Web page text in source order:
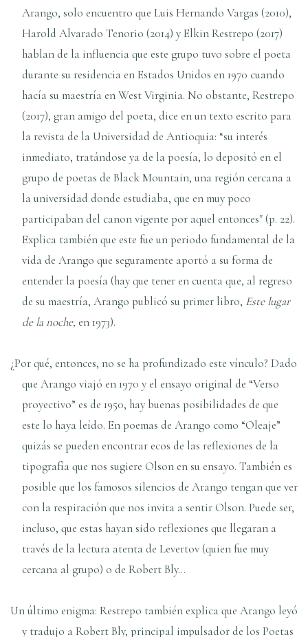
Arango, solo encuentro que Luis Hernando Vargas (2010),
Harold Alvarado Tenorio (2014) y Elkin Restrepo (2017)
hablan de la influencia que este grupo tuvo sobre el poeta
durante su residencia en Estados Unidos en 1970 cuando
hacía su maestría en West Virginia. No obstante, Restrepo
(2017), gran amigo del poeta, dice en un texto escrito para
la revista de la Universidad de Antioquia: “su interés
inmediato, tratándose ya de la poesía, lo depositó en el
grupo de poetas de Black Mountain, una región cercana a
la universidad donde estudiaba, que en muy poco
participaban del canon vigente por aquel entonces" (p. 22).
Explica también que este fue un periodo fundamental de la
vida de Arango que seguramente aportó a su forma de
entender la poesía (hay que tener en cuenta que, al regreso
de su maestría, Arango publicó su primer libro, Este lugar
de la noche, en 1973).
¿Por qué, entonces, no se ha profundizado este vínculo? Dado
que Arango viajó en 1970 y el ensayo original de “Verso
proyectivo” es de 1950, hay buenas posibilidades de que
este lo haya leído. En poemas de Arango como “Oleaje”
quizás se pueden encontrar ecos de las reflexiones de la
tipografía que nos sugiere Olson en su ensayo. También es
posible que los famosos silencios de Arango tengan que ver
con la respiración que nos invita a sentir Olson. Puede ser,
incluso, que estas hayan sido reflexiones que llegaran a
través de la lectura atenta de Levertov (quien fue muy
cercana al grupo) o de Robert Bly…
Un último enigma: Restrepo también explica que Arango leyó
y tradujo a Robert Bly, principal impulsador de los Poetas